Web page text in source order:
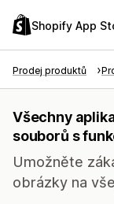
Shopify App
Prodej produktů
Všechny
souborů s
Umožněte
obrázky na